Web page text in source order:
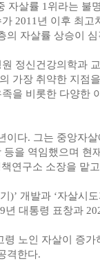
자살률 1위라는 불
2011년 이후 최고
의 자살률 상승이 심
정신건강의학과
가장 취약한 지점
을 비롯한 다양한
이다. 그는 중앙자
을 역임했으며 현
연구소 소장을 맡
)’ 개발과 ‘자살시
대통령 표창과
노인 자살이 증
격한다.